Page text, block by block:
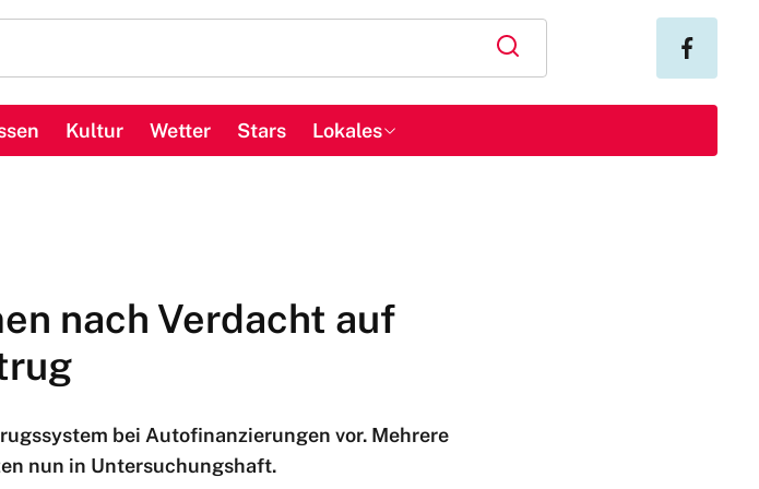
Kultur Wetter Stars Lokales
nach Verdacht auf
bei Autofinanzierungen vor. Mehrere
nun in Untersuchungshaft.